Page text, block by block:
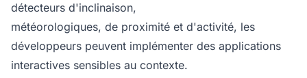
détecteurs d'inclinaison,
météorologiques, de proximité et d'activité, les
développeurs peuvent implémenter des applications
interactives sensibles au contexte.